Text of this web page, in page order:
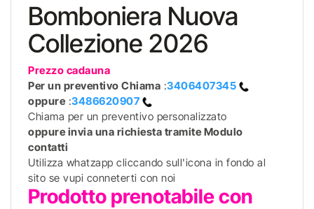
Bomboniera Nuova
Collezione 2026
Prezzo cadauna
Per un preventivo Chiama :3406407345
oppure :3486620907
Chiama per un preventivo personalizzato
oppure invia una richiesta tramite Modulo
contatti
Utilizza whatzapp cliccando sull'icona in fondo al
sito se vupi conneterti con noi
Prodotto prenotabile con